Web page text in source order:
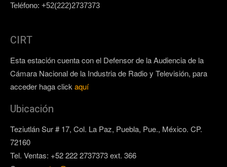
Teléfono: +52(222)2737373
CIRT
Esta estación cuenta con el Defensor de la Audiencia de la
Cámara Nacional de la Industria de Radio y Televisión, para
acceder haga click aquí
Ubicación
Teziutlán Sur # 17, Col. La Paz, Puebla, Pue., México. CP.
72160
Tel. Ventas: +52 222 2737373 ext. 366